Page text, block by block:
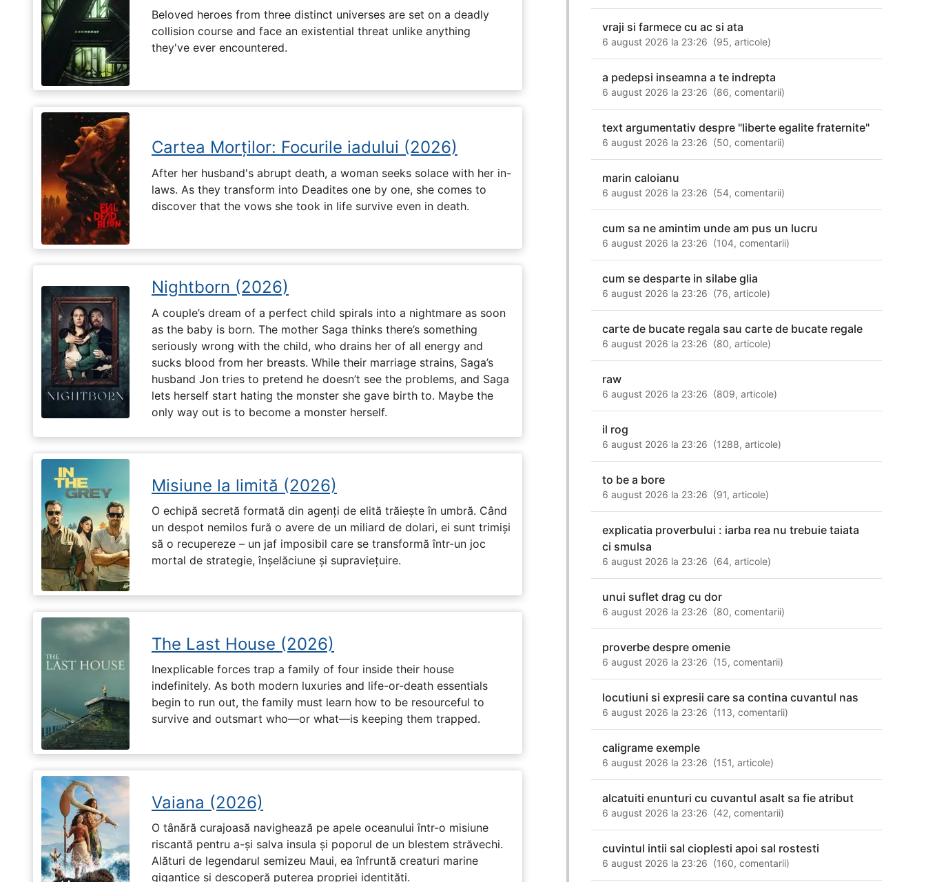
Beloved heroes from three distinct universes are set on a deadly
collision course and face an existential threat unlike anything
they've ever encountered.
Cartea Morților: Focurile iadului (2026)
After her husband's abrupt death, a woman seeks solace with her in-
laws. As they transform into Deadites one by one, she comes to
discover that the vows she took in life survive even in death.
Nightborn (2026)
A couple’s dream of a perfect child spirals into a nightmare as soon
as the baby is born. The mother Saga thinks there’s something
seriously wrong with the child, who drains her of all energy and
sucks blood from her breasts. While their marriage strains, Saga’s
husband Jon tries to pretend he doesn’t see the problems, and Saga
lets herself start hating the monster she gave birth to. Maybe the
only way out is to become a monster herself.
Misiune la limită (2026)
O echipă secretă formată din agenți de elită trăiește în umbră. Când
un despot nemilos fură o avere de un miliard de dolari, ei sunt trimiși
să o recupereze – un jaf imposibil care se transformă într-un joc
mortal de strategie, înșelăciune și supraviețuire.
The Last House (2026)
Inexplicable forces trap a family of four inside their house
indefinitely. As both modern luxuries and life-or-death essentials
begin to run out, the family must learn how to be resourceful to
survive and outsmart who—or what—is keeping them trapped.
Vaiana (2026)
O tânără curajoasă navighează pe apele oceanului într-o misiune
riscantă pentru a-și salva insula și poporul de un blestem străvechi.
Alături de legendarul semizeu Maui, ea înfruntă creaturi marine
gigantice și descoperă puterea propriei identități.
vraji si farmece cu ac si ata
6 august 2026 la 23:26 (95,articole)
a pedepsi inseamna a te indrepta
6 august 2026 la 23:26 (86,comentarii)
text argumentativ despre "liberte egalite fraternite"
6 august 2026 la 23:26 (50,comentarii)
marin caloianu
6 august 2026 la 23:26 (54,comentarii)
cum sa ne amintim unde am pus un lucru
6 august 2026 la 23:26 (104,comentarii)
cum se desparte in silabe glia
6 august 2026 la 23:26 (76,articole)
carte de bucate regala sau carte de bucate regale
6 august 2026 la 23:26 (80,articole)
raw
6 august 2026 la 23:26 (809,articole)
il rog
6 august 2026 la 23:26 (1288,articole)
to be a bore
6 august 2026 la 23:26 (91,articole)
explicatia proverbului : iarba rea nu trebuie taiata
ci smulsa
6 august 2026 la 23:26 (64,articole)
unui suflet drag cu dor
6 august 2026 la 23:26 (80,comentarii)
proverbe despre omenie
6 august 2026 la 23:26 (15,comentarii)
locutiuni si expresii care sa contina cuvantul nas
6 august 2026 la 23:26 (113,comentarii)
caligrame exemple
6 august 2026 la 23:26 (151,articole)
alcatuiti enunturi cu cuvantul asalt sa fie atribut
6 august 2026 la 23:26 (42,comentarii)
cuvintul intii sal cioplesti apoi sal rostesti
6 august 2026 la 23:26 (160,comentarii)